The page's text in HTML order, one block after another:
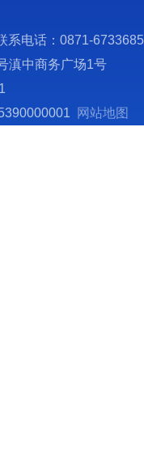
系电话：0871-
滇中商务广场1号
网站地图